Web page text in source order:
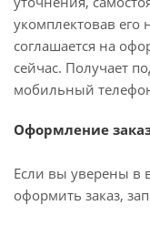
укомплектовав
соглашается на
сейчас. Получает
мобильный
Оформление
Если вы уверены в
оформить заказ,